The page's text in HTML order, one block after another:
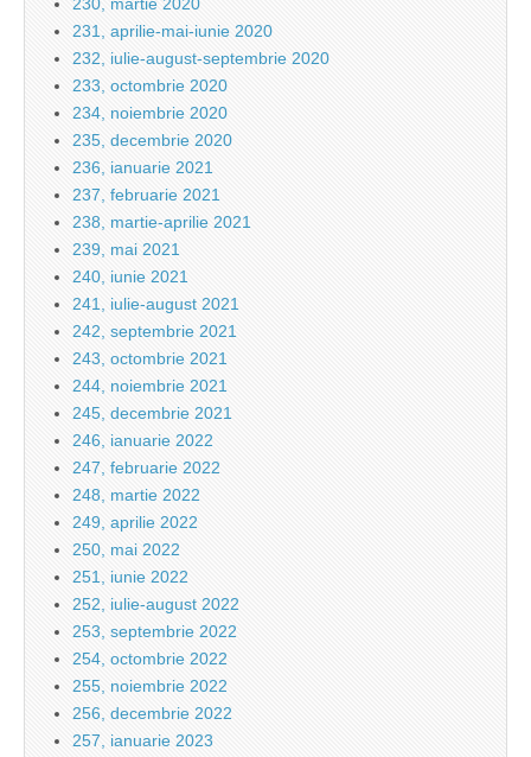
230, martie 2020
231, aprilie-mai-iunie 2020
232, iulie-august-septembrie 2020
233, octombrie 2020
234, noiembrie 2020
235, decembrie 2020
236, ianuarie 2021
237, februarie 2021
238, martie-aprilie 2021
239, mai 2021
240, iunie 2021
241, iulie-august 2021
242, septembrie 2021
243, octombrie 2021
244, noiembrie 2021
245, decembrie 2021
246, ianuarie 2022
247, februarie 2022
248, martie 2022
249, aprilie 2022
250, mai 2022
251, iunie 2022
252, iulie-august 2022
253, septembrie 2022
254, octombrie 2022
255, noiembrie 2022
256, decembrie 2022
257, ianuarie 2023